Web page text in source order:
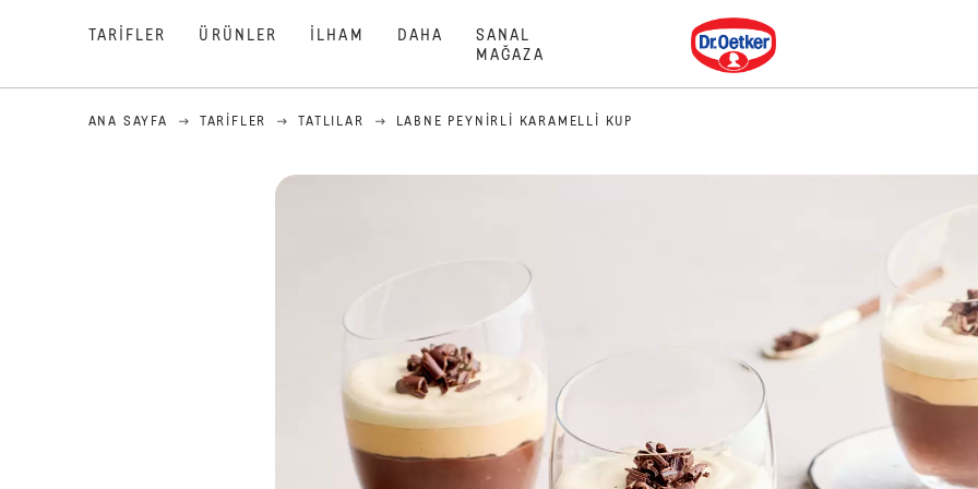
TARIFLER ÜRÜNLER İLHAM DAHA
SANAL
MAĞAZA
Dr. Oetker
ANA SAYFA TARIFLER TATLILAR LABNE PEYNIRLI KARAMELLI KUP